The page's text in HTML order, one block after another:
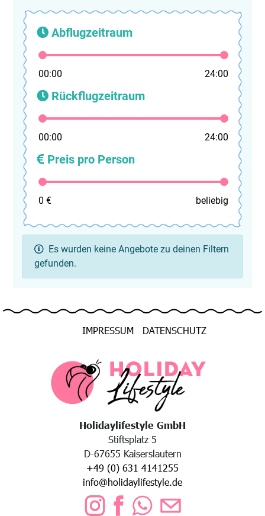
Abflugzeitraum
00:00 24:00
Rückflugzeitraum
00:00 24:00
Preis pro Person
0 € beliebig
Es wurden keine Angebote zu deinen Filtern
gefunden.
IMPRESSUM DATENSCHUTZ
Holidaylifestyle GmbH
Stiftsplatz 5
D-67655 Kaiserslautern
+49 (0) 631 4141255
info@holidaylifestyle.de